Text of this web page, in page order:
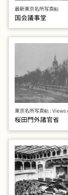
最新東京名所写真帖
国会議事堂
東京名所写真帖 :
桜田門外諸官省